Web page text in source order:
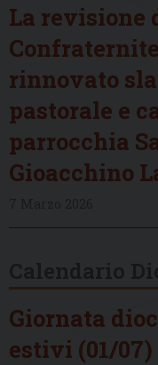
La revisione
rinnovato
pastorale e
parrocchia
Gioacchino
Giornata
estivi (01/07)